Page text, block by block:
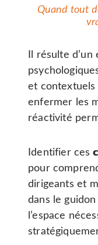
Quand tout
Il résulte
et contextuels
enfermer les
réactivité
Identifier ces
pour
dirigeants et
dans le
l’espace